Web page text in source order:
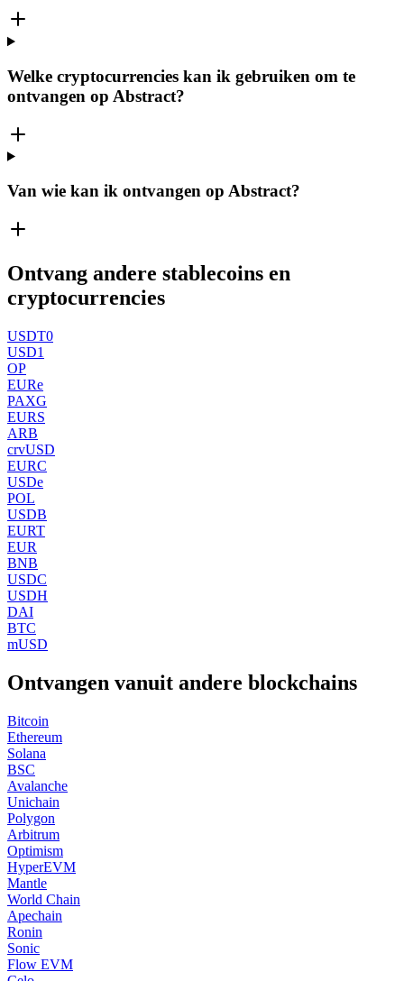
Welke cryptocurrencies kan ik gebruiken om te
ontvangen op Abstract?
Van wie kan ik ontvangen op Abstract?
Ontvang andere stablecoins en
cryptocurrencies
USDT0
USD1
OP
EURe
PAXG
EURS
ARB
crvUSD
EURC
USDe
POL
USDB
EURT
EUR
BNB
USDC
USDH
DAI
BTC
mUSD
Ontvangen vanuit andere blockchains
Bitcoin
Ethereum
Solana
BSC
Avalanche
Unichain
Polygon
Arbitrum
Optimism
HyperEVM
Mantle
World Chain
Apechain
Ronin
Sonic
Flow EVM